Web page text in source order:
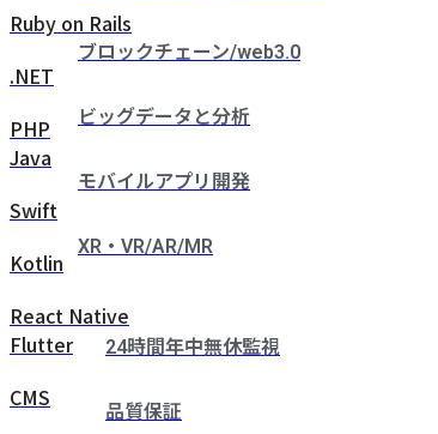
Ruby on Rails
.NET
PHP
Java
Swift
Kotlin
React Native
Flutter
CMS
ブロックチェーン/web3.0
ビッグデータと分析
モバイルアプリ開発
XR・VR/AR/MR
24時間年中無休監視
品質保証